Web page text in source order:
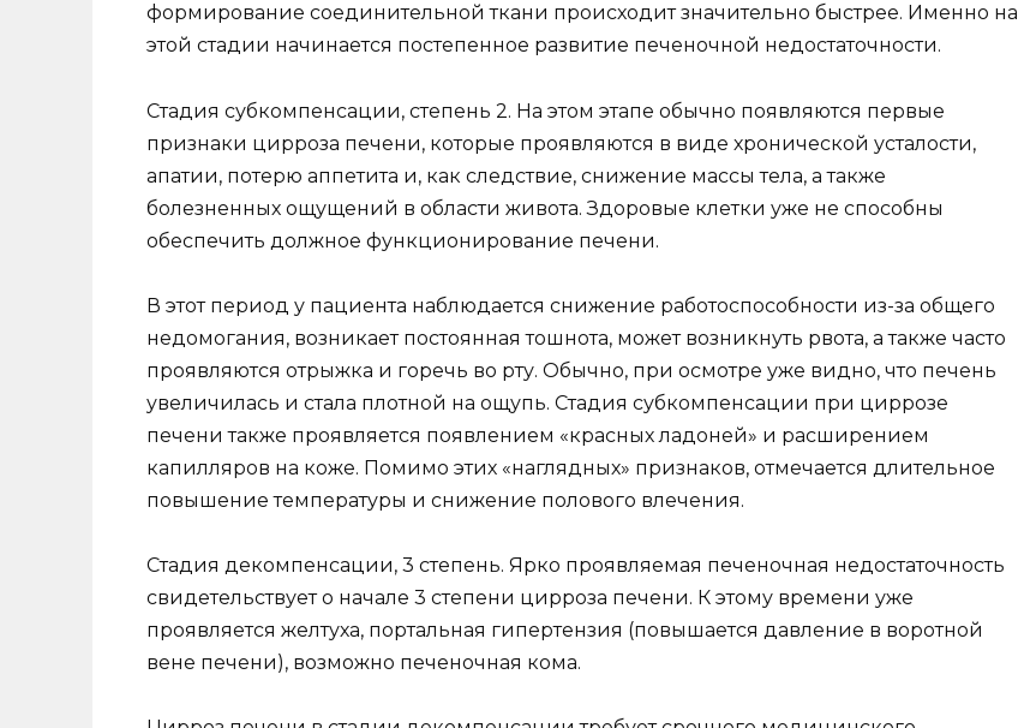
формирование соединительной ткани происходит значительно быстрее. Именно на
этой стадии начинается постепенное развитие печеночной недостаточности.
Стадия субкомпенсации, степень 2. На этом этапе обычно появляются первые
признаки цирроза печени, которые проявляются в виде хронической усталости,
апатии, потерю аппетита и, как следствие, снижение массы тела, а также
болезненных ощущений в области живота. Здоровые клетки уже не способны
обеспечить должное функционирование печени.
В этот период у пациента наблюдается снижение работоспособности из-за общего
недомогания, возникает постоянная тошнота, может возникнуть рвота, а также часто
проявляются отрыжка и горечь во рту. Обычно, при осмотре уже видно, что печень
увеличилась и стала плотной на ощупь. Стадия субкомпенсации при циррозе
печени также проявляется появлением «красных ладоней» и расширением
капилляров на коже. Помимо этих «наглядных» признаков, отмечается длительное
повышение температуры и снижение полового влечения.
Стадия декомпенсации, 3 степень. Ярко проявляемая печеночная недостаточность
свидетельствует о начале 3 степени цирроза печени. К этому времени уже
проявляется желтуха, портальная гипертензия (повышается давление в воротной
вене печени), возможно печеночная кома.